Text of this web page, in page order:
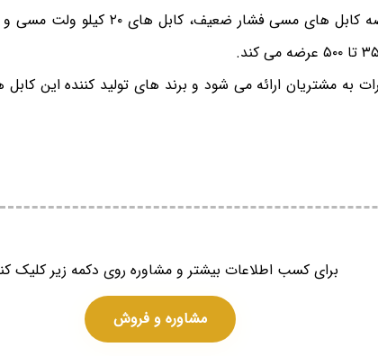
از این رو این مجموعه در کنار عرضه کابل های مسی
به مشتریان ارائه می شود و برند های تولید کننده این
برای کسب اطلاعات بیشتر و مشاوره روی دکمه زیر کلیک
مشاوره و فروش